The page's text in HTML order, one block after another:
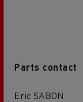
Parts contact
Eric SABON